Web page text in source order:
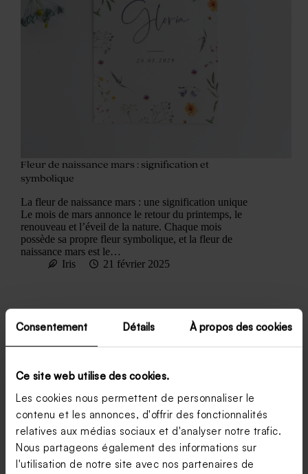
Consentement Détails À propos des cookies
Ce site web utilise des cookies.
Les cookies nous permettent de personnaliser le
contenu et les annonces, d'offrir des fonctionnalités
relatives aux médias sociaux et d'analyser notre trafic.
Nous partageons également des informations sur
l'utilisation de notre site avec nos partenaires de
Fleur de naissance mars : signification et
symbolique
La fleur de naissance mars : une signification unique
Le mois de mars annonce le retour du printemps, le
renouveau et l’éveil de la nature. Chaque mois
possède sa propre fleur symbolique, et la fleur de
naissance mars est le…
Iris
21 février 2025